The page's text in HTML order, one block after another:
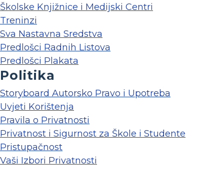
Školske Knjižnice i Medijski Centri
Treninzi
Sva Nastavna Sredstva
Predlošci Radnih Listova
Predlošci Plakata
Politika
Storyboard Autorsko Pravo i Upotreba
Uvjeti Korištenja
Pravila o Privatnosti
Privatnost i Sigurnost za Škole i Studente
Pristupačnost
Vaši Izbori Privatnosti